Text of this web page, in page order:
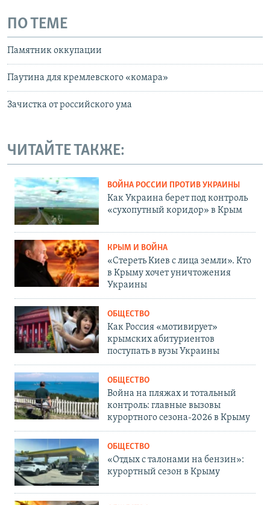
ПО ТЕМЕ
Памятник оккупации
Паутина для кремлевского «комара»
Зачистка от российского ума
ЧИТАЙТЕ ТАКЖЕ:
ВОЙНА РОССИИ ПРОТИВ УКРАИНЫ
Как Украина берет под контроль
«сухопутный коридор» в Крым
КРЫМ И ВОЙНА
«Стереть Киев с лица земли». Кто
в Крыму хочет уничтожения
Украины
ОБЩЕСТВО
Как Россия «мотивирует»
крымских абитуриентов
поступать в вузы Украины
ОБЩЕСТВО
Война на пляжах и тотальный
контроль: главные вызовы
курортного сезона-2026 в Крыму
ОБЩЕСТВО
«Отдых с талонами на бензин»:
курортный сезон в Крыму